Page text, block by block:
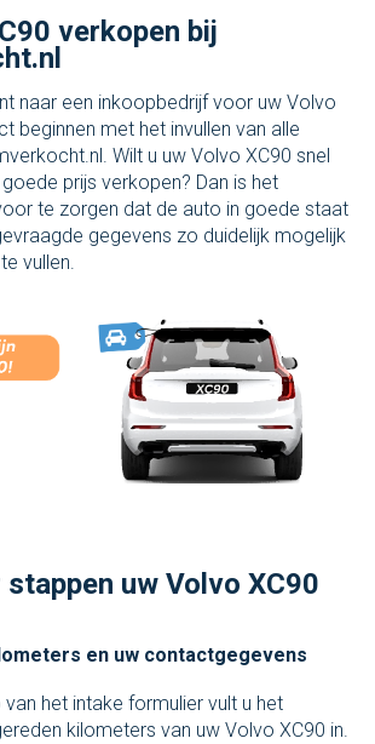
verkopen bij
naar een inkoopbedrijf voor uw Volvo
beginnen met het invullen van alle
Wilt u uw Volvo XC90 snel
prijs verkopen? Dan is het
te zorgen dat de auto in goede staat
gegevens zo duidelijk mogelijk
vullen.
stappen uw Volvo XC90
en uw contactgegevens
van het intake formulier vult u het
kilometers van uw Volvo XC90 in.